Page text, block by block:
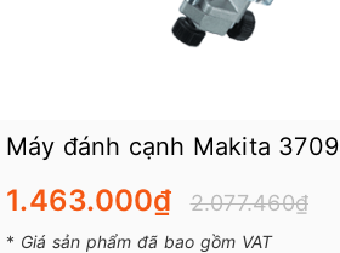
Máy đánh cạnh Makita 3709
1.463.000₫ 2.077.460₫
* Giá sản phẩm đã bao gồm VAT